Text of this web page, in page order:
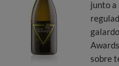
junto a
sobre